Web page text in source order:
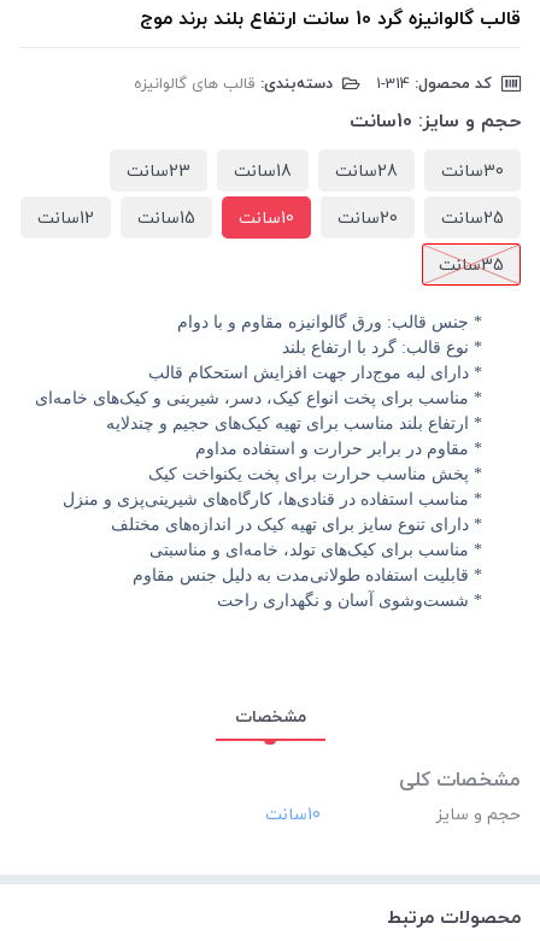
قالب گالوانیزه گرد 10 سانت ارتفاع بلند برند موج
کد محصول: دسته‌بندی: قالب های گالوانیزه
حجم و سایز: 10سانت
30سانت 28سانت 18سانت
23سانت
25سانت
20سانت 10سانت 15سانت
12سانت
35سانت
* جنس قالب: ورق گالوانیزه مقاوم و با دوام
* نوع قالب: گرد با ارتفاع بلند
* دارای لبه موج‌دار جهت افزایش استحکام قالب
* مناسب برای پخت انواع کیک، دسر، شیرینی و کیک‌های خامه‌ای
* ارتفاع بلند مناسب برای تهیه کیک‌های حجیم و چندلایه
* مقاوم در برابر حرارت و استفاده مداوم
* پخش مناسب حرارت برای پخت یکنواخت کیک
* مناسب استفاده در قنادی‌ها، کارگاه‌های شیرینی‌پزی و منزل
* دارای تنوع سایز برای تهیه کیک در اندازه‌های مختلف
* مناسب برای کیک‌های تولد، خامه‌ای و مناسبتی
* قابلیت استفاده طولانی‌مدت به دلیل جنس مقاوم
* شست‌وشوی آسان و نگهداری راحت
مشخصات
مشخصات کلی
حجم و سایز ‎10سانت
محصولات مرتبط